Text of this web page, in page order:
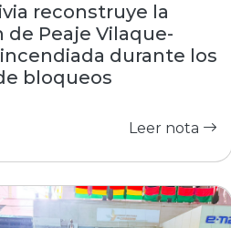
reconstruye la
de Peaje Vilaque-
durante los
bloqueos
Leer nota